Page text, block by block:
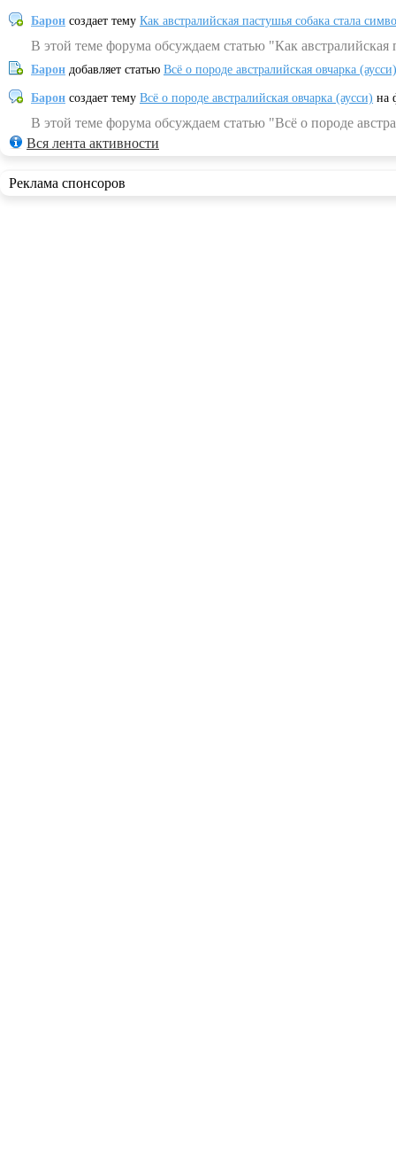
Барон создает тему Как австралийская пастушья собака стала
В этой теме форума обсуждаем статью "Как
Барон добавляет статью Всё о породе австралийская овчарка (аусси)
Барон создает тему Всё о породе австралийская овчарка (аусси) на
В этой теме форума обсуждаем статью "Всё о породе
Вся лента активности
Реклама спонсоров